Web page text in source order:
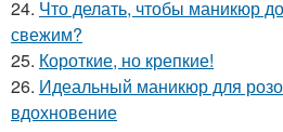
24. Что делать, чтобы маникюр
свежим?
25. Короткие, но крепкие!
26. Идеальный маникюр для
вдохновение